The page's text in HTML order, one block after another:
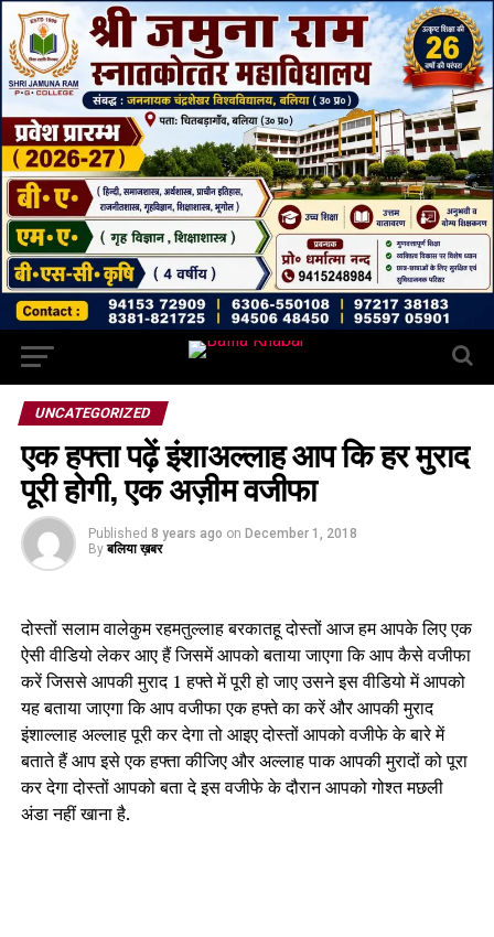
UNCATEGORIZED
एक हफ्ता पढ़ें इंशाअल्लाह आप कि हर मुराद
पूरी होगी, एक अज़ीम वजीफा
Published 8 years ago on December 1, 2018
By बलिया ख़बर
दोस्तों सलाम वालेकुम रहमतुल्लाह बरकातहू दोस्तों आज हम आपके लिए एक
ऐसी वीडियो लेकर आए हैं जिसमें आपको बताया जाएगा कि आप कैसे वजीफा
करें जिससे आपकी मुराद 1 हफ्ते में पूरी हो जाए उसने इस वीडियो में आपको
यह बताया जाएगा कि आप वजीफा एक हफ्ते का करें और आपकी मुराद
इंशाल्लाह अल्लाह पूरी कर देगा तो आइए दोस्तों आपको वजीफे के बारे में
बताते हैं आप इसे एक हफ्ता कीजिए और अल्लाह पाक आपकी मुरादों को पूरा
कर देगा दोस्तों आपको बता दे इस वजीफे के दौरान आपको गोश्त मछली
अंडा नहीं खाना है.